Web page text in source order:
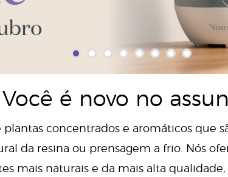
Você é novo no
plantas concentrados e aromáticos que
da resina ou prensagem a frio. Nós
mais naturais e da mais alta